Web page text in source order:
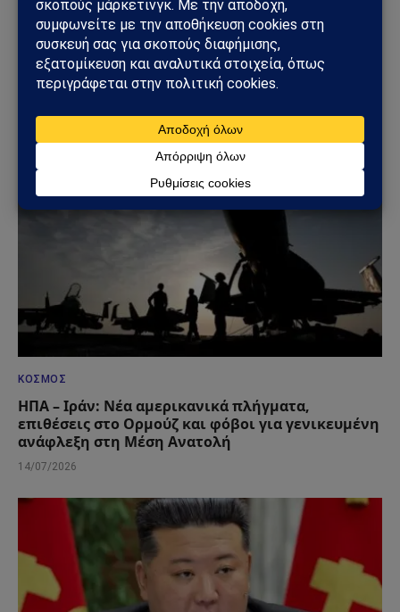
ΚΌΣΜΟΣ
Ουκρανικά drones έπληξαν τη Wildberries: Στόχος
η «καρδιά» της ρωσικής εφοδιαστικής αλυσίδας
18/07/2026
ΚΌΣΜΟΣ
ΗΠΑ – Ιράν: Νέα αμερικανικά πλήγματα,
επιθέσεις στο Ορμούζ και φόβοι για γενικευμένη
ανάφλεξη στη Μέση Ανατολή
14/07/2026